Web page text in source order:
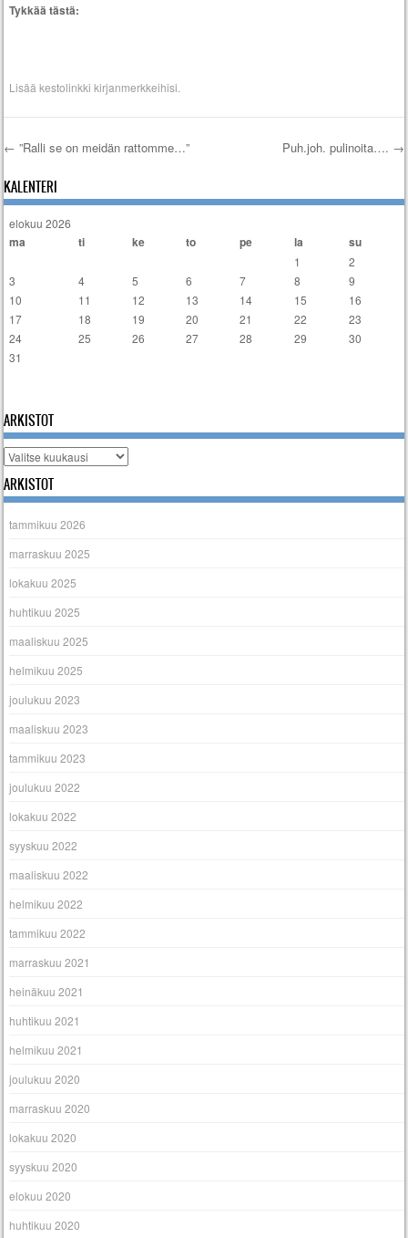
Tykkää tästä:
Lisääkestolinkki kirjanmerkkeihisi.
Artikkelien selaus
← ”Ralli se on meidän rattomme…” Puh.joh. pulinoita…. →
KALENTERI
elokuu 2026
ma ti ke to pe la su
1
2
3
4 5 6 7 8
9
10
11 12 13 14 15
16
17
18 19 20 21 22
23
24
25 26 27 28 29
30
31
ARKISTOT
Arkistot
ARKISTOT
tammikuu 2026
marraskuu 2025
lokakuu 2025
huhtikuu 2025
maaliskuu 2025
helmikuu 2025
joulukuu 2023
maaliskuu 2023
tammikuu 2023
joulukuu 2022
lokakuu 2022
syyskuu 2022
maaliskuu 2022
helmikuu 2022
tammikuu 2022
marraskuu 2021
heinäkuu 2021
huhtikuu 2021
helmikuu 2021
joulukuu 2020
marraskuu 2020
lokakuu 2020
syyskuu 2020
elokuu 2020
huhtikuu 2020